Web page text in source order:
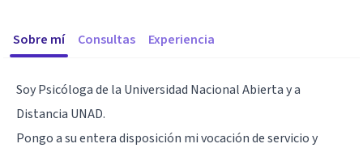
Sobre mí Consultas Experiencia
Soy Psicóloga de la Universidad Nacional Abierta y a
Distancia UNAD.
Pongo a su entera disposición mi vocación de servicio y